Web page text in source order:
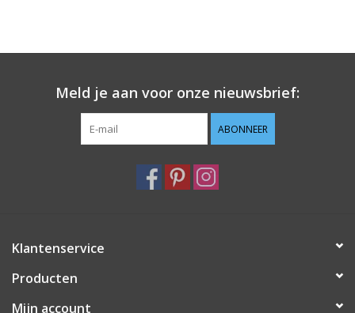
Meld je aan voor onze nieuwsbrief:
ABONNEER
Klantenservice
Producten
Mijn account